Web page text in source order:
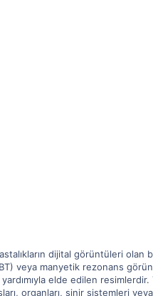
dijital görüntüleri olan
veya manyetik rezonans
elde edilen resimlerdir.
organları, sinir sistemleri